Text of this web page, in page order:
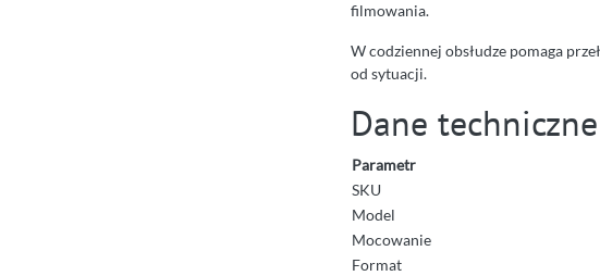
filmowania.
W codziennej obsłudze pomaga
od sytuacji.
Dane
Parametr
SKU
Model
Mocowanie
Format